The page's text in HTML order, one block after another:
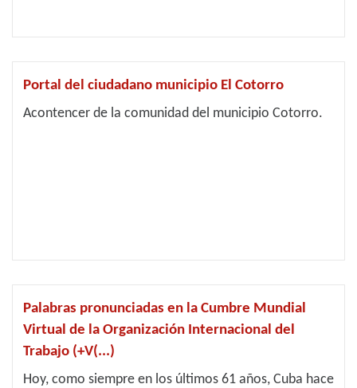
Portal del ciudadano municipio El Cotorro
Acontencer de la comunidad del municipio Cotorro.
Palabras pronunciadas en la Cumbre Mundial
Virtual de la Organización Internacional del
Trabajo (+V(...)
Hoy, como siempre en los últimos 61 años, Cuba hace